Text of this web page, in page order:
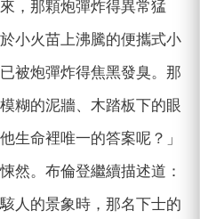
，那顆炮彈炸得異常猛
小火苗上沸騰的便攜式小
被炮彈炸得焦黑發臭。那
糊的泥牆、木踏板下的眼
生命裡唯一的答案呢？」
然。布倫登繼續描述道：
人的景象時，那名下士的